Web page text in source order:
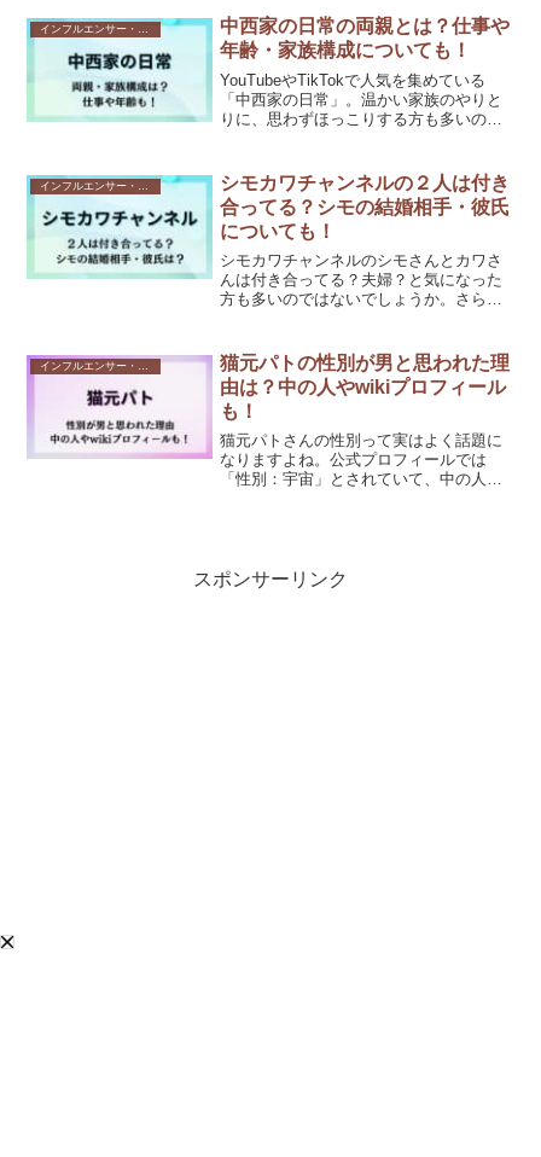
千葉ホグワーツさんの親はユニバ社長な
のかや家族、年齢など最新プロ...
インフルエンサー・Youtuber
中西家の日常の両親とは？仕事や
年齢・家族構成についても！
YouTubeやTikTokで人気を集めている
「中西家の日常」。温かい家族のやりと
りに、思わずほっこりする方も多いので
登場していますが、りゅうたさんの両親
とは？仕事や年...
シモカワチャンネルの２人は付き
合ってる？シモの結婚相手・彼氏
についても！
シモカワチャンネルのシモさんとカワさ
んは付き合ってる？夫婦？と気になった
方も多いのではないでしょうか。さら
ね。この記事では、シモカワチャンネル
の２人が付き合ってるのかや結...
猫元パトの性別が男と思われた理
由は？中の人やwikiプロフィール
も！
猫元パトさんの性別って実はよく話題に
なりますよね。公式プロフィールでは
「性別：宇宙」とされていて、中の人が
スポンサーリンク